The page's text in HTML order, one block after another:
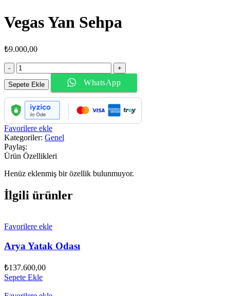
Vegas Yan Sehpa
₺9.000,00
Vegas
Yan
Sehpa
Sepete Ekle WhatsApp
Favorilere ekle
Kategoriler: Genel
Paylaş:
Ürün Özellikleri
Henüz eklenmiş bir özellik bulunmuyor.
İlgili ürünler
Favorilere ekle
Arya Yatak Odası
₺137.600,00
Sepete Ekle